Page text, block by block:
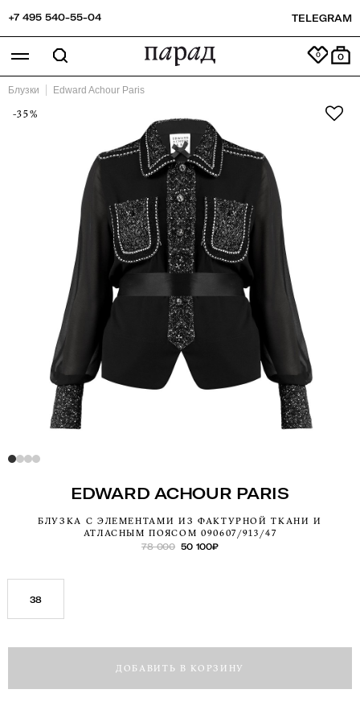
+7 495 540-55-04 TELEGRAM
0
Блузки Edward Achour Paris
-35%
EDWARD ACHOUR PARIS
БЛУЗКА С ЭЛЕМЕНТАМИ ИЗ ФАКТУРНОЙ ТКАНИ И
АТЛАСНЫМ ПОЯСОМ 090607/913/47
78 000 50 100₽
38
ДОБАВИТЬ В КОРЗИНУ